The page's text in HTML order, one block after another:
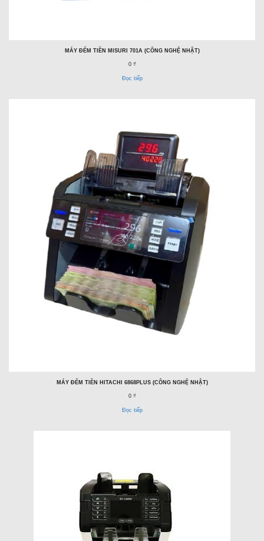
MÁY ĐẾM TIỀN MISURI 701A (CÔNG NGHỆ NHẬT)
0 ₫
Đọc tiếp
MÁY ĐẾM TIỀN HITACHI 6868PLUS (CÔNG NGHỆ NHẬT)
0 ₫
Đọc tiếp